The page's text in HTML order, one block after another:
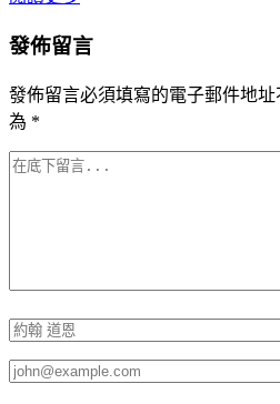
發佈留言
發佈留言必須填寫的電子郵件地址
為 *